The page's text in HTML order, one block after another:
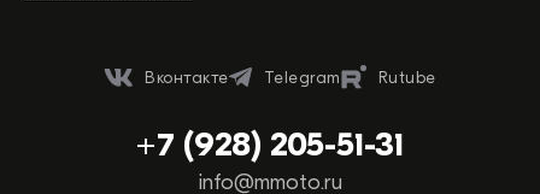
Вконтакте Telegram Rutube
+7 (928) 205-51-31
info@mmoto.ru
Вы можете сэкономить время, позвонив или
написав нам прямо сейчас: